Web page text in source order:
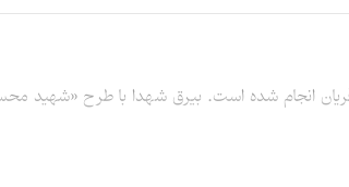
انجام شده است. بیرق شهدا با طرح «شهید